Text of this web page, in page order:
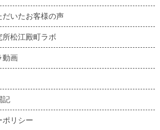
だいたお客様の声
所松江殿町ラボ
動画
記
ポリシー